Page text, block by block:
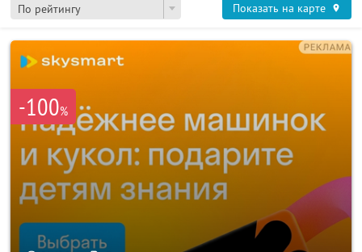
По рейтингу Показать на карте
-100%